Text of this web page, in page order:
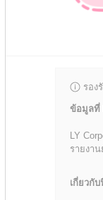
รอง
ข้อมูลที่
LY
รายงา
เกี่ยวกั